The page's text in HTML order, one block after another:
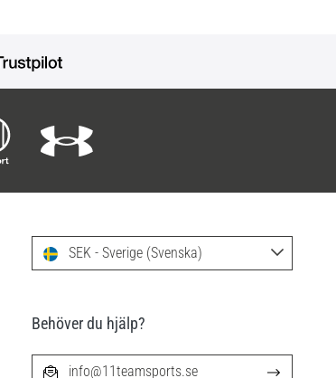
SEK - Sverige (Svenska)
Behöver du hjälp?
info@11teamsports.se